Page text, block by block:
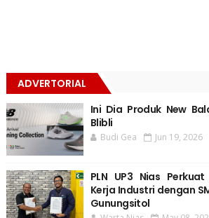
ADVERTORIAL
Ini Dia Produk New
Blibli
Budi Gea Jun 19, 2026
PLN UP3 Nias
Kerja Industri dengan
Gunungsitol